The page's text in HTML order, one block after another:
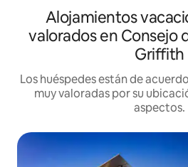
Alojamientos
valorados en Consejo
Griffith
Los huéspedes están de
muy valoradas por su
aspectos.